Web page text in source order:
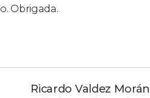
Obrigada.
Ricardo Valdez Morán